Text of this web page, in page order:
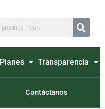
Planes Transparencia
Contáctanos